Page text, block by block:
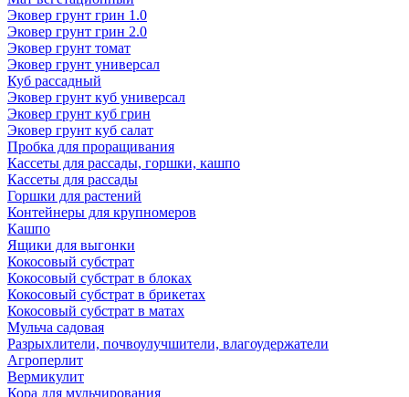
Эковер грунт грин 1.0
Эковер грунт грин 2.0
Эковер грунт томат
Эковер грунт универсал
Куб рассадный
Эковер грунт куб универсал
Эковер грунт куб грин
Эковер грунт куб салат
Пробка для проращивания
Кассеты для рассады, горшки, кашпо
Кассеты для рассады
Горшки для растений
Контейнеры для крупномеров
Кашпо
Ящики для выгонки
Кокосовый субстрат
Кокосовый субстрат в блоках
Кокосовый субстрат в брикетах
Кокосовый субстрат в матах
Мульча садовая
Разрыхлители, почвоулучшители, влагоудержатели
Агроперлит
Вермикулит
Кора для мульчирования